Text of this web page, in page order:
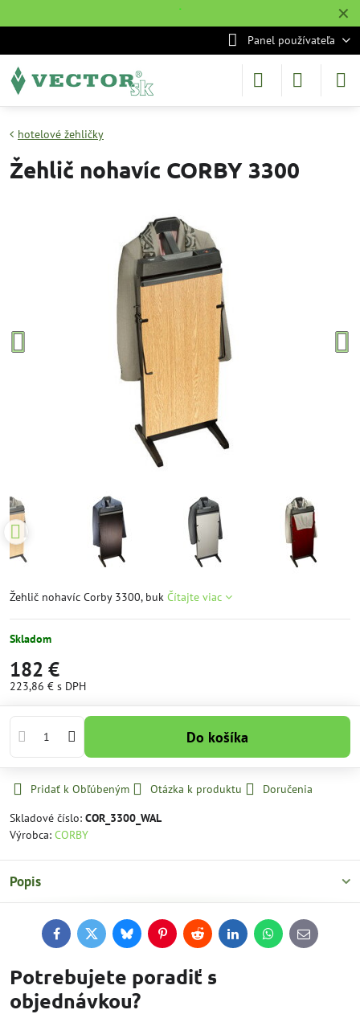
✕
˙
Panel používateľa
hotelové žehličky
Žehlič nohavíc CORBY 3300
Žehlič nohavíc Corby 3300, buk Čítajte viac
Skladom
182 €
223,86 € s DPH
Do košíka
Pridať k Obľúbeným Otázka k produktu
Doručenia
Skladové číslo: COR_3300_WAL
Výrobca: CORBY
Popis
FacebookTwitterBlueskyPinterestReddit LinkedInWhatsApp
E-
mail
Potrebujete poradiť s
objednávkou?